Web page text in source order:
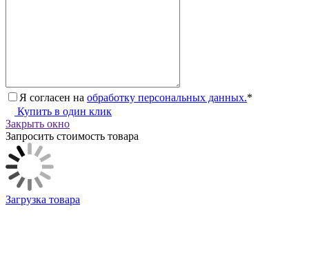
Я согласен на обработку персональных данных.*
Купить в один клик
Закрыть окно
Запросить стоимость товара
Загрузка товара